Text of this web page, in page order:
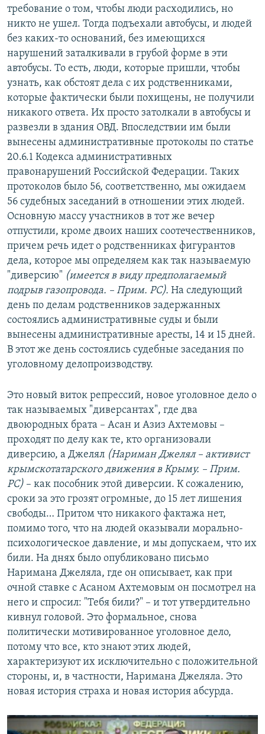
требование о том, чтобы люди расходились, но
никто не ушел. Тогда подъехали автобусы, и людей
без каких-то оснований, без имеющихся
нарушений заталкивали в грубой форме в эти
автобусы. То есть, люди, которые пришли, чтобы
узнать, как обстоят дела с их родственниками,
которые фактически были похищены, не получили
никакого ответа. Их просто затолкали в автобусы и
развезли в здания ОВД. Впоследствии им были
вынесены административные протоколы по статье
20.6.1 Кодекса административных
правонарушений Российской Федерации. Таких
протоколов было 56, соответственно, мы ожидаем
56 судебных заседаний в отношении этих людей.
Основную массу участников в тот же вечер
отпустили, кроме двоих наших соотечественников,
причем речь идет о родственниках фигурантов
дела, которое мы определяем как так называемую
"диверсию" (имеется в виду предполагаемый
подрыв газопровода. – Прим. РС). На следующий
день по делам родственников задержанных
состоялись административные суды и были
вынесены административные аресты, 14 и 15 дней.
В этот же день состоялись судебные заседания по
уголовному делопроизводству.
Это новый виток репрессий, новое уголовное дело о
так называемых "диверсантах", где два
двоюродных брата – Асан и Азиз Ахтемовы –
проходят по делу как те, кто организовали
диверсию, а Джелял (Нариман Джелял – активист
крымскотатарского движения в Крыму. – Прим.
РС) – как пособник этой диверсии. К сожалению,
сроки за это грозят огромные, до 15 лет лишения
свободы… Притом что никакого фактажа нет,
помимо того, что на людей оказывали морально-
психологическое давление, и мы допускаем, что их
били. На днях было опубликовано письмо
Наримана Джеляла, где он описывает, как при
очной ставке с Асаном Ахтемовым он посмотрел на
него и спросил: "Тебя били?" – и тот утвердительно
кивнул головой. Это формальное, снова
политически мотивированное уголовное дело,
потому что все, кто знают этих людей,
характеризуют их исключительно с положительной
стороны, и, в частности, Наримана Джеляла. Это
новая история страха и новая история абсурда.